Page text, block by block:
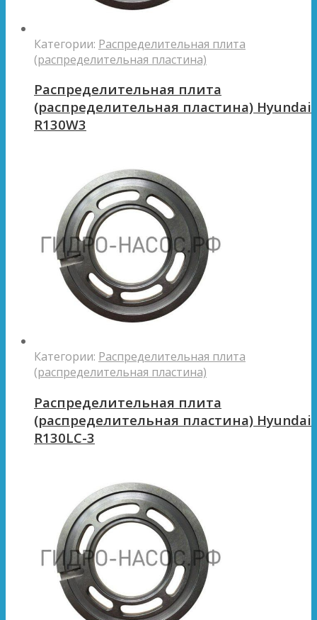
Категории: Распределительная плита
(распределительная пластина)
Распределительная плита
(распределительная пластина) Hyundai
R130W3
Категории: Распределительная плита
(распределительная пластина)
Распределительная плита
(распределительная пластина) Hyundai
R130LC-3